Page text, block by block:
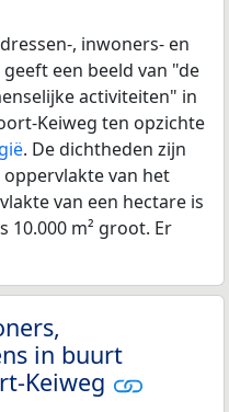
, inwoners- en
een beeld van "de
activiteiten" in
Keiweg ten opzichte
. De dichtheden zijn
van het
van een hectare is
10.000 m² groot. Er
in buurt
Keiweg